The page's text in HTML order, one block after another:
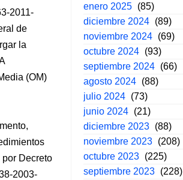
2011-
de
la
(OM)
Decreto
2003-
enero 2025 (85)
diciembre 2024 (89)
noviembre 2024 (69)
octubre 2024 (93)
septiembre 2024 (66)
agosto 2024 (88)
julio 2024 (73)
junio 2024 (21)
diciembre 2023 (88)
noviembre 2023 (208)
octubre 2023 (225)
septiembre 2023 (228)